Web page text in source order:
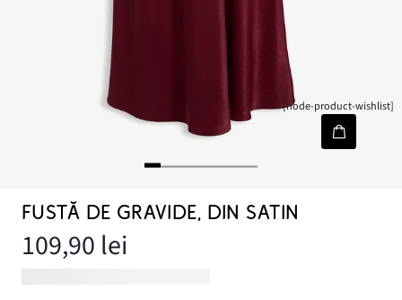
[node-product-wishlist]
FUSTĂ DE GRAVIDE, DIN SATIN
109,90 lei